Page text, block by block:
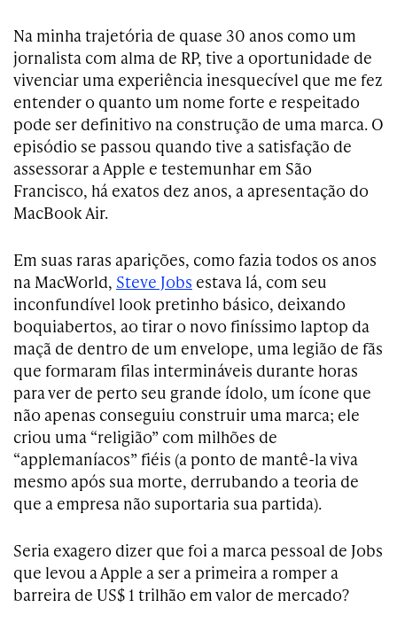
Na minha trajetória de quase 30 anos como um
jornalista com alma de RP, tive a oportunidade de
vivenciar uma experiência inesquecível que me fez
entender o quanto um nome forte e respeitado
pode ser definitivo na construção de uma marca. O
episódio se passou quando tive a satisfação de
assessorar a Apple e testemunhar em São
Francisco, há exatos dez anos, a apresentação do
MacBook Air.
Em suas raras aparições, como fazia todos os anos
na MacWorld, Steve Jobs estava lá, com seu
inconfundível look pretinho básico, deixando
boquiabertos, ao tirar o novo finíssimo laptop da
maçã de dentro de um envelope, uma legião de fãs
que formaram filas intermináveis durante horas
para ver de perto seu grande ídolo, um ícone que
não apenas conseguiu construir uma marca; ele
criou uma “religião” com milhões de
“applemaníacos” fiéis (a ponto de mantê-la viva
mesmo após sua morte, derrubando a teoria de
que a empresa não suportaria sua partida).
Seria exagero dizer que foi a marca pessoal de Jobs
que levou a Apple a ser a primeira a romper a
barreira de US$ 1 trilhão em valor de mercado?